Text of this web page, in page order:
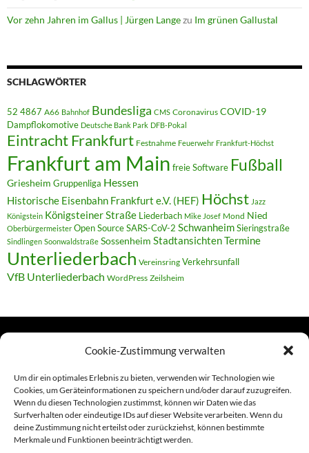
Cookie-Zustimmung verwalten
Um dir ein optimales Erlebnis zu bieten, verwenden wir Technologien wie
Cookies, um Geräteinformationen zu speichern und/oder darauf zuzugreifen.
Wenn du diesen Technologien zustimmst, können wir Daten wie das
Surfverhalten oder eindeutige IDs auf dieser Website verarbeiten. Wenn du
deine Zustimmung nicht erteilst oder zurückziehst, können bestimmte
Merkmale und Funktionen beeinträchtigt werden.
Vor zehn Jahren im Gallus | Jürgen Langezu Im grünen Gallustal
SCHLAGWÖRTER
52 4867 A66 Bahnhof Bundesliga CMS Coronavirus COVID-19
Dampflokomotive Deutsche Bank Park DFB-Pokal
Eintracht Frankfurt Festnahme Feuerwehr Frankfurt-Höchst
Frankfurt am Main freie Software Fußball
Griesheim Gruppenliga Hessen
Historische Eisenbahn Frankfurt e.V. (HEF) Höchst Jazz
Königstein Königsteiner Straße Liederbach Mike Josef Mond Nied
Oberbürgermeister Open SourceSARS-CoV-2 SchwanheimSieringstraße
Sindlingen Soonwaldstraße Sossenheim StadtansichtenTermine
Unterliederbach Vereinsring Verkehrsunfall
VfB Unterliederbach WordPress Zeilsheim
Links
Amiga (alt in Seite)